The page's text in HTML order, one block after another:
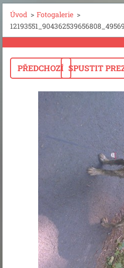
Úvod > Fotogalerie >
PŘEDCHOZÍ SPUSTIT